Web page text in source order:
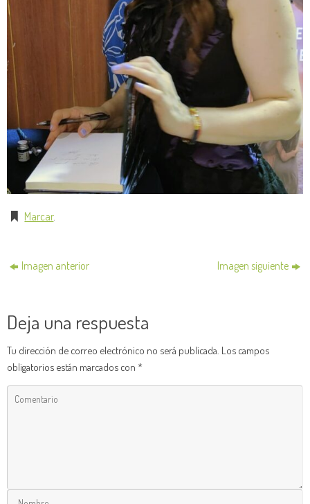
Marcar.
Imagen anterior Imagen siguiente
Deja una respuesta
Tu dirección de correo electrónico no será publicada. Los campos
obligatorios están marcados con *